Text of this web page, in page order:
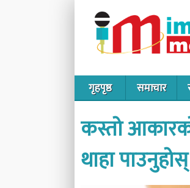
गृहपृष्ठ समाचार
कस्तो
थाहा पाउनुहोस्